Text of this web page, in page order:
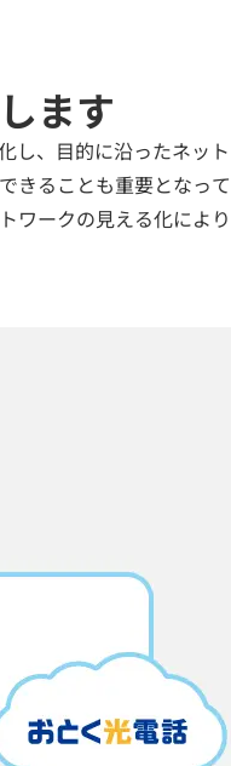
ます
、目的に沿ったネッ
きることも重要となっ
ークの見える化に